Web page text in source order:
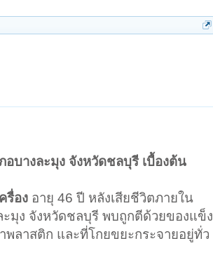
บางละมุง จังหวัดชลบุรี เบื้องต้น
รื่อง อายุ 46 ปี หลังเสียชีวิตภายใน
มุง จังหวัดชลบุรี พบถูกตีด้วยของแข็ง
ลาสติก และที่โกยขยะกระจายอยู่ทั่ว